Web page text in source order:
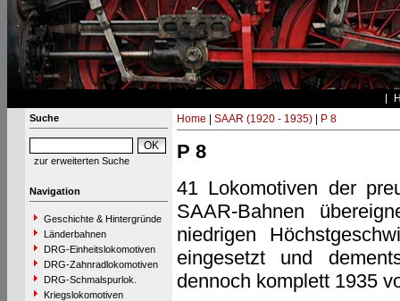
Suche
zur erweiterten Suche
Navigation
Geschichte & Hintergründe
Länderbahnen
DRG-Einheitslokomotiven
DRG-Zahnradlokomotiven
DRG-Schmalspurlok.
Kriegslokomotiven
Home SAAR (1920 - 1935)| P 8
P 8
41 Lokomotiven der
SAAR-Bahnen
niedrigen
eingesetzt und
dennoch komplett 1935